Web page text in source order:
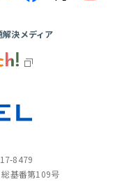
決メディア
8479
基番第109号